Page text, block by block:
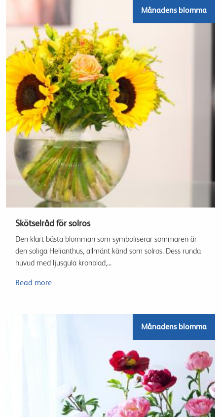
Månadens blomma
Skötselråd för solros
Den klart bästa blomman som symboliserar sommaren är
den soliga Helianthus, allmänt känd som solros. Dess runda
huvud med ljusgula kronblad,...
Read more
Månadens blomma